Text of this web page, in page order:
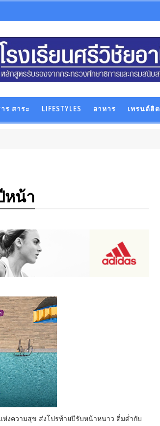
ร สาระ LIFESTYLES อาหาร เทรนด์ฮิต
หน้า
ห่งความสุข ส่งโปรท้ายปีรับหน้าหนาว ดื่มด่ำกับ